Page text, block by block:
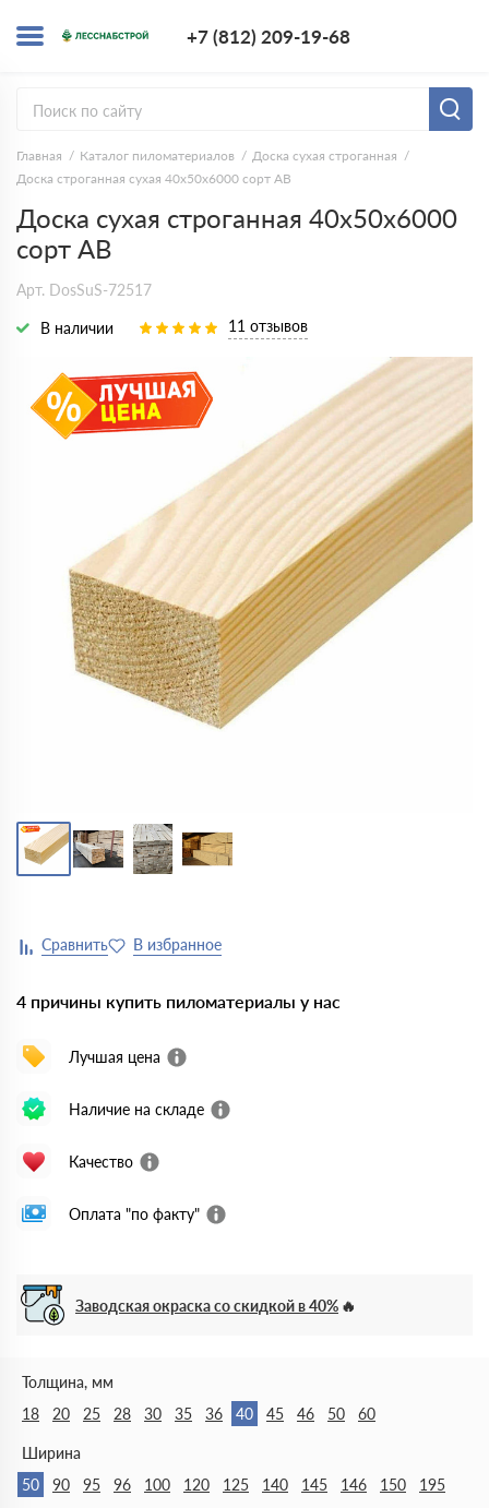
+7 (812) 209-19-68
Главная Каталог пиломатериалов
Доска сухая строганная
Доска строганная сухая 40х50х6000 сорт AB
Доска сухая строганная 40х50х6000
сорт AB
Арт. DosSuS-72517
В наличии 11 отзывов
4 причины купить пиломатериалы у нас
Лучшая цена
Наличие на складе
Качество
Оплата "по факту"
Заводская окраска со скидкой в 40%
Толщина, мм
18
20 25 28 30 35 36 40 45 46 50 60
Ширина
50
90 95 96 100 120 125 140 145 146 150
195